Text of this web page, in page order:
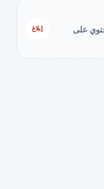
على
إبلاغ